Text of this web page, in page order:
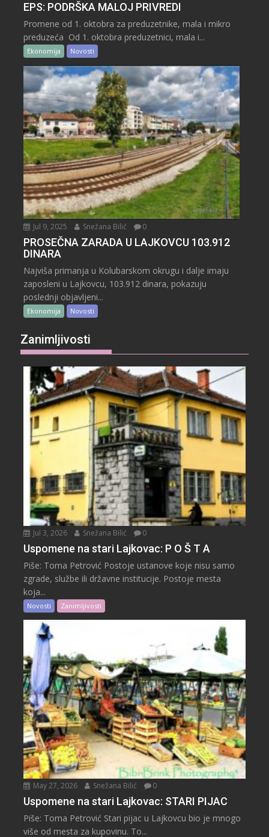
EPS: PODRŠKA MALOJ PRIVREDI
Promene od 1. oktobra za preduzetnike, mala i mikro
preduzeća Od 1. oktobra preduzetnici, mala i...
Ekonomija Novosti
Jul 9, 2025 Snežana Bilić 0
PROSEČNA ZARADA U LAJKOVCU 103.912
DINARA
Najviša primanja u Kolubarskom okrugu i dalje imaju
zaposleni u Lajkovcu, 103.912 dinara, pokazuju
poslednji objavljeni...
Ekonomija Novosti
Zanimljivosti
Jul 3, 2026 Snežana Bilić 0
Uspomene na stari Lajkovac: P O Š T A
Piše: Toma Petrović Postoje ustanove koje nisu samo
zgrade, službe ili državne institucije. Postoje mesta
koja...
Novosti Zanimljivosti
May 27, 2026 Snežana Bilić 0
Uspomene na stari Lajkovac: STARI PIJAC
Piše: Toma Petrović Stari pijac u Lajkovcu bio je mnogo
više od mesta za kupovinu. To...